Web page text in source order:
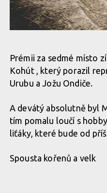
Prémii za sedmé místo
Kohút , který porazil
Urubu a Jožu Ondiče.
A devátý absolutně byl
tím pomalu loučí s
liťáky, které bude od
Spousta kořenů a velk